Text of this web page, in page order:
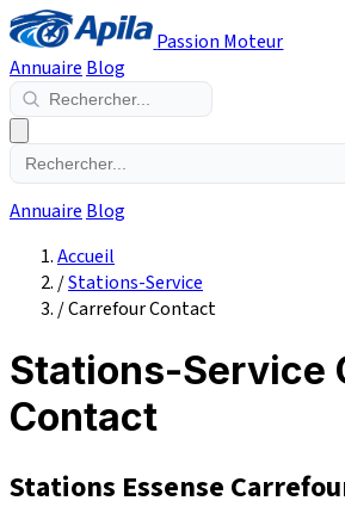
Passion Moteur
Annuaire Blog
Annuaire Blog
Accueil
/Stations-Service
/Carrefour Contact
Stations-Service
Contact
Stations Essense